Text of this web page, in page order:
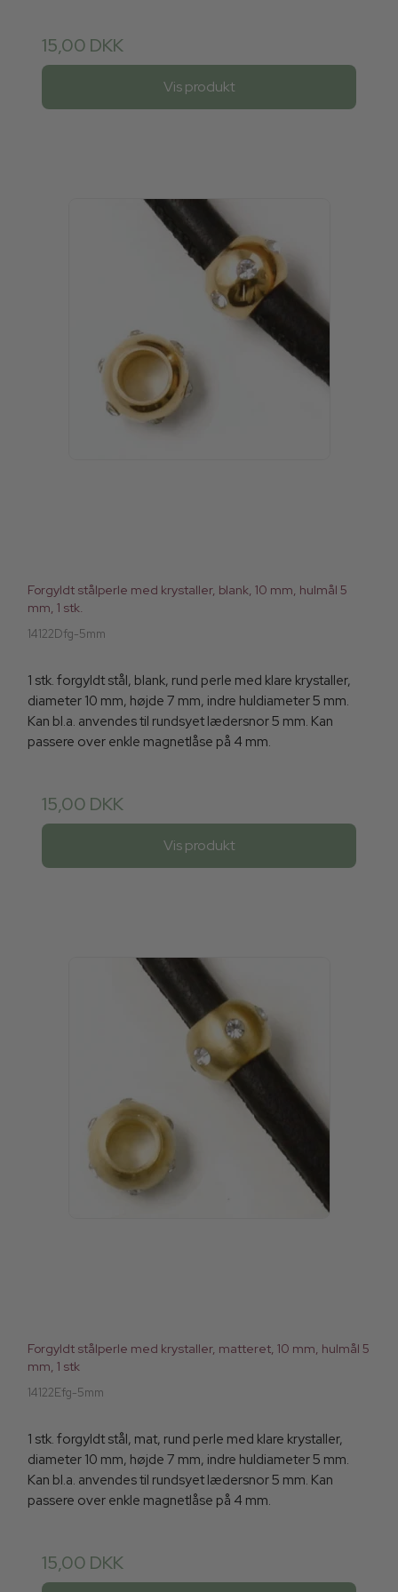
15,00 DKK
Vis produkt
Forgyldt stålperle med krystaller, blank, 10 mm, hulmål 5
mm, 1 stk.
14122Dfg-5mm
1 stk. forgyldt stål, blank, rund perle med klare krystaller,
diameter 10 mm, højde 7 mm, indre huldiameter 5 mm.
Kan bl.a. anvendes til rundsyet lædersnor 5 mm. Kan
passere over enkle magnetlåse på 4 mm.
15,00 DKK
Vis produkt
Forgyldt stålperle med krystaller, matteret, 10 mm, hulmål 5
mm, 1 stk
14122Efg-5mm
1 stk. forgyldt stål, mat, rund perle med klare krystaller,
diameter 10 mm, højde 7 mm, indre huldiameter 5 mm.
Kan bl.a. anvendes til rundsyet lædersnor 5 mm. Kan
passere over enkle magnetlåse på 4 mm.
15,00 DKK